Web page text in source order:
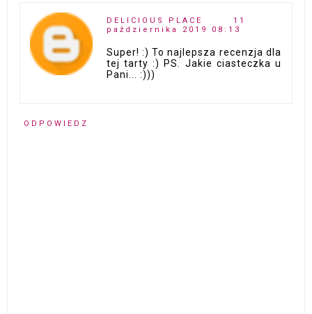
DELICIOUS PLACE
11
października 2019 08:13
Super! :) To najlepsza recenzja dla
tej tarty :) PS. Jakie ciasteczka u
Pani... :)))
ODPOWIEDZ